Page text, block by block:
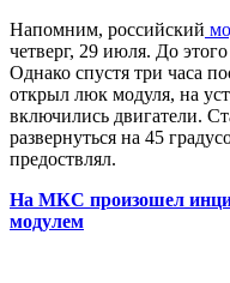
Напомним, российский
четверг, 29 июля. До
Однако спустя три часа
открыл люк модуля, на
включились двигатели.
развернуться на 45
предоствлял.
На МКС произошел
модулем